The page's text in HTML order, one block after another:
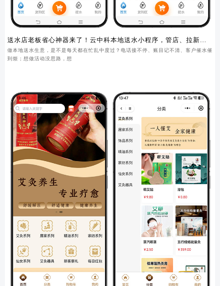
送水店老板省心神器来了！云中科本地送水小程序，管店、拉新、
锁客一步到位
做本地送水生意，是不是每天都在忙乱中度过？电话接不停、账目记不清、客户催水催
到烦；想做活动没思路，想